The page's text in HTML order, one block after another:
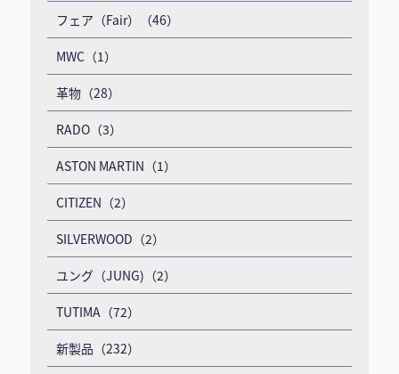
フェア（Fair）（46）
MWC（1）
革物（28）
RADO（3）
ASTON MARTIN（1）
CITIZEN（2）
SILVERWOOD（2）
ユング（JUNG)（2）
TUTIMA（72）
新製品（232）